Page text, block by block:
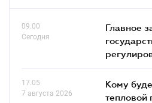
09.00
Сегодня
Главное
17.05
7 августа 2026
Кому
тепловой